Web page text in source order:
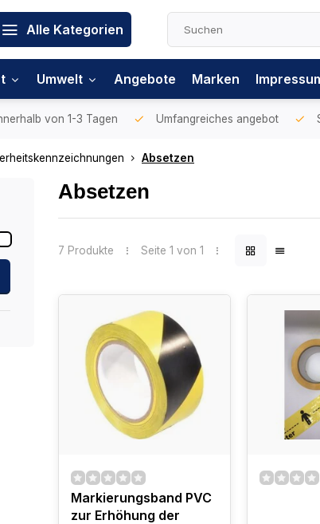
Alle Kategorien
Umwelt Angebote Marken
von 1-3 Tagen Umfangreiches angebot
Absetzen
Absetzen
7 Produkte Seite 1 von 1
Markierungsband PVC
zur Erhöhung der